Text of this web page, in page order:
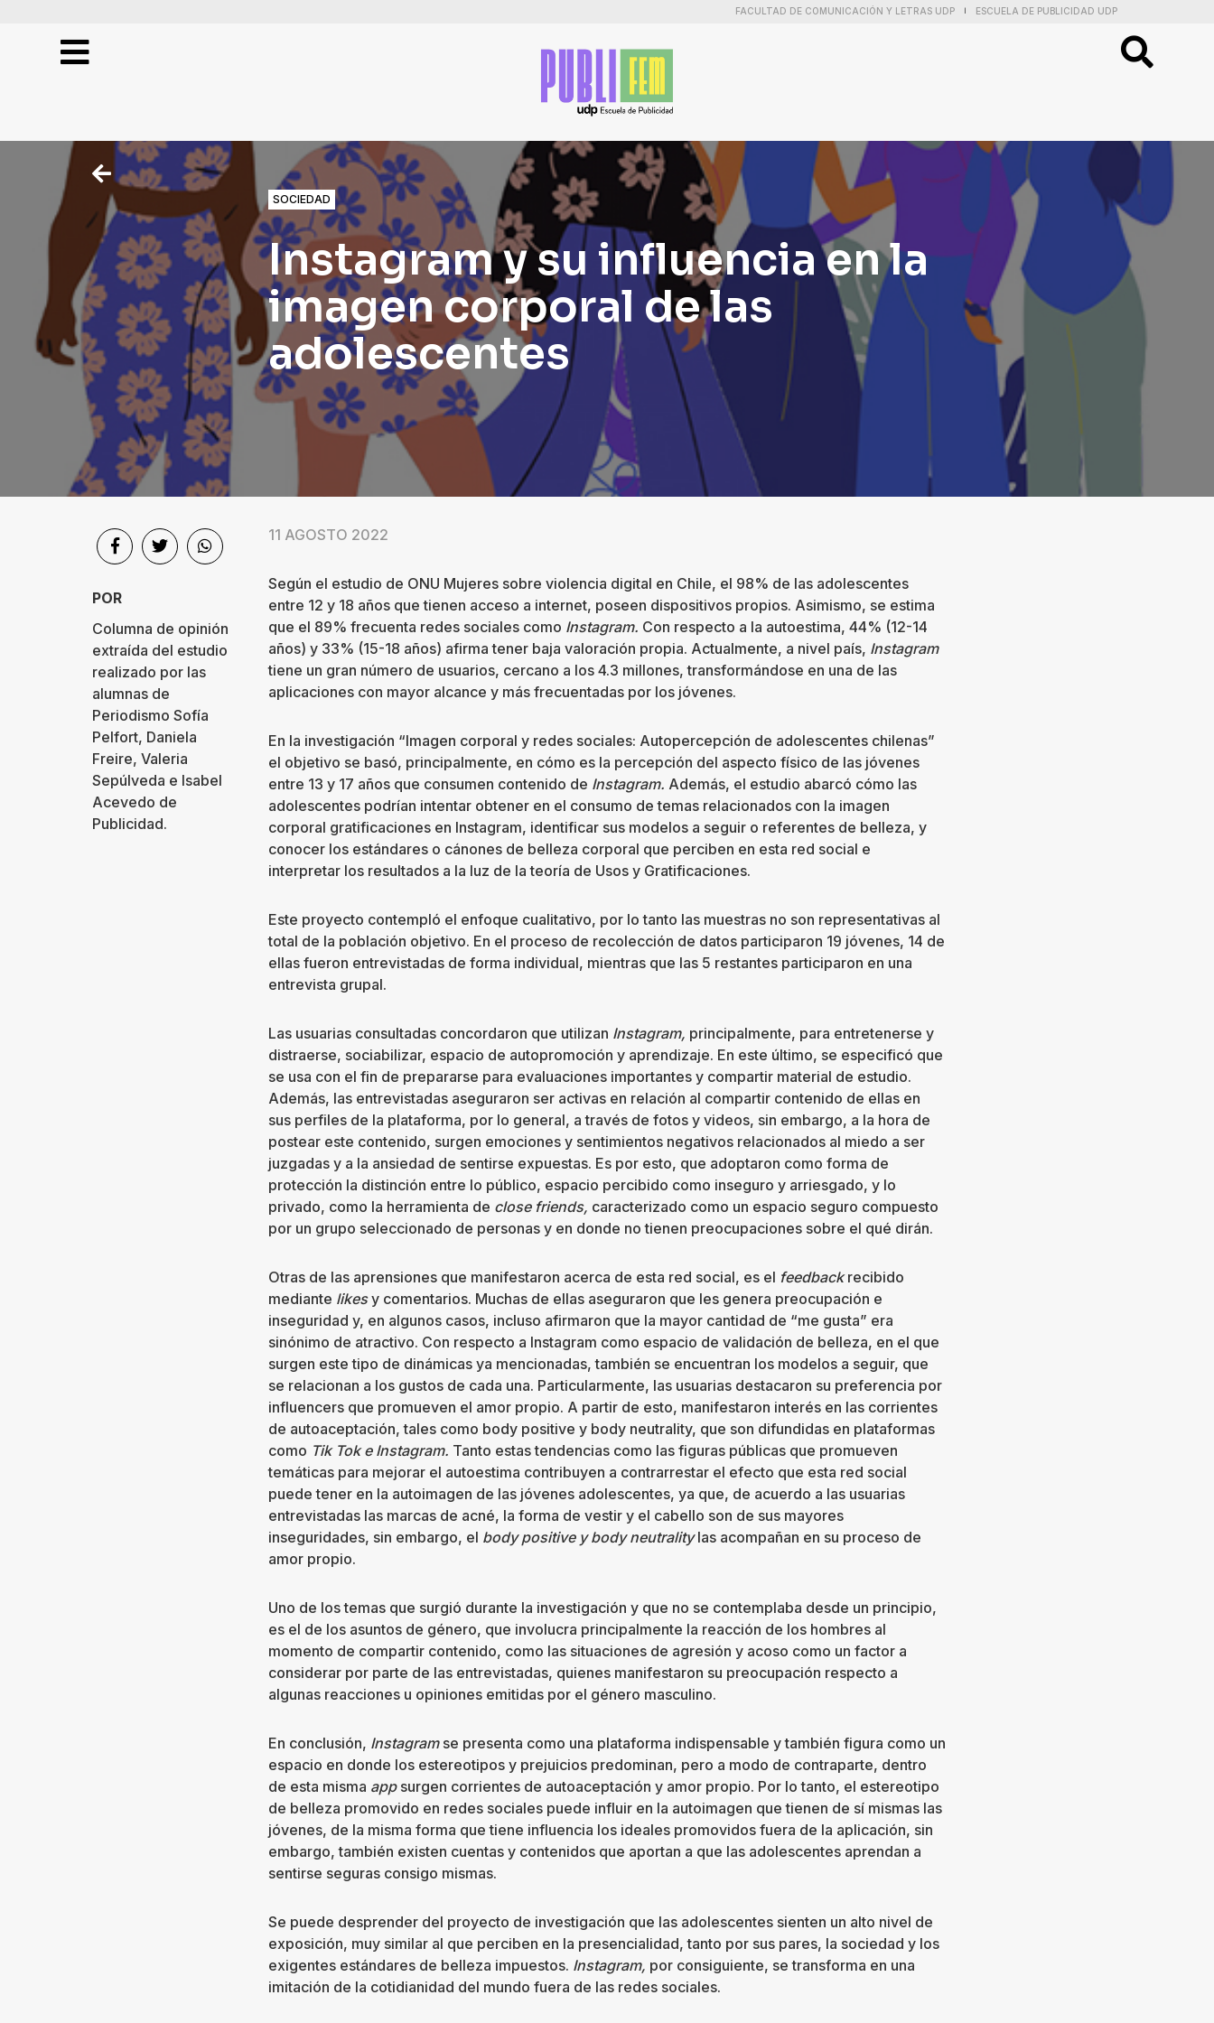
ESCUELA DE PUBLICIDAD UDP
FACULTAD DE COMUNICACIÓN Y LETRAS UDP
Práctica
Electiva
Proyectos
Investigaciones
Entrevistas
Sociedad
Videos
Quiénes
somos
Contacto
SOCIEDAD
Instagram y su influencia en la
imagen corporal de las
adolescentes
POR
Columna de opinión
extraída del estudio
realizado por las
alumnas de
Periodismo Sofía
Pelfort, Daniela
Freire, Valeria
Sepúlveda e Isabel
Acevedo de
Publicidad.
11 AGOSTO 2022
Según el estudio de ONU Mujeres sobre violencia digital en Chile, el 98% de las adolescentes
entre 12 y 18 años que tienen acceso a internet, poseen dispositivos propios. Asimismo, se estima
que el 89% frecuenta redes sociales como Instagram. Con respecto a la autoestima, 44% (12-14
años) y 33% (15-18 años) afirma tener baja valoración propia. Actualmente, a nivel país, Instagram
tiene un gran número de usuarios, cercano a los 4.3 millones, transformándose en una de las
aplicaciones con mayor alcance y más frecuentadas por los jóvenes.
En la investigación “Imagen corporal y redes sociales: Autopercepción de adolescentes chilenas”
el objetivo se basó, principalmente, en cómo es la percepción del aspecto físico de las jóvenes
entre 13 y 17 años que consumen contenido de Instagram. Además, el estudio abarcó cómo las
adolescentes podrían intentar obtener en el consumo de temas relacionados con la imagen
corporal gratificaciones en Instagram, identificar sus modelos a seguir o referentes de belleza, y
conocer los estándares o cánones de belleza corporal que perciben en esta red social e
interpretar los resultados a la luz de la teoría de Usos y Gratificaciones.
Este proyecto contempló el enfoque cualitativo, por lo tanto las muestras no son representativas al
total de la población objetivo. En el proceso de recolección de datos participaron 19 jóvenes, 14 de
ellas fueron entrevistadas de forma individual, mientras que las 5 restantes participaron en una
entrevista grupal.
Las usuarias consultadas concordaron que utilizan Instagram, principalmente, para entretenerse y
distraerse, sociabilizar, espacio de autopromoción y aprendizaje. En este último, se especificó que
se usa con el fin de prepararse para evaluaciones importantes y compartir material de estudio.
Además, las entrevistadas aseguraron ser activas en relación al compartir contenido de ellas en
sus perfiles de la plataforma, por lo general, a través de fotos y videos, sin embargo, a la hora de
postear este contenido, surgen emociones y sentimientos negativos relacionados al miedo a ser
juzgadas y a la ansiedad de sentirse expuestas. Es por esto, que adoptaron como forma de
protección la distinción entre lo público, espacio percibido como inseguro y arriesgado, y lo
privado, como la herramienta de close friends, caracterizado como un espacio seguro compuesto
por un grupo seleccionado de personas y en donde no tienen preocupaciones sobre el qué dirán.
Otras de las aprensiones que manifestaron acerca de esta red social, es el feedbackrecibido
mediante likesy comentarios. Muchas de ellas aseguraron que les genera preocupación e
inseguridad y, en algunos casos, incluso afirmaron que la mayor cantidad de “me gusta” era
sinónimo de atractivo. Con respecto a Instagram como espacio de validación de belleza, en el que
surgen este tipo de dinámicas ya mencionadas, también se encuentran los modelos a seguir, que
se relacionan a los gustos de cada una. Particularmente, las usuarias destacaron su preferencia por
influencers que promueven el amor propio. A partir de esto, manifestaron interés en las corrientes
de autoaceptación, tales como body positive y body neutrality, que son difundidas en plataformas
como Tik Tok e Instagram. Tanto estas tendencias como las figuras públicas que promueven
temáticas para mejorar el autoestima contribuyen a contrarrestar el efecto que esta red social
puede tener en la autoimagen de las jóvenes adolescentes, ya que, de acuerdo a las usuarias
entrevistadas las marcas de acné, la forma de vestir y el cabello son de sus mayores
inseguridades, sin embargo, el body positive y body neutralitylas acompañan en su proceso de
amor propio.
Uno de los temas que surgió durante la investigación y que no se contemplaba desde un principio,
es el de los asuntos de género, que involucra principalmente la reacción de los hombres al
momento de compartir contenido, como las situaciones de agresión y acoso como un factor a
considerar por parte de las entrevistadas, quienes manifestaron su preocupación respecto a
algunas reacciones u opiniones emitidas por el género masculino.
En conclusión, Instagramse presenta como una plataforma indispensable y también figura como un
espacio en donde los estereotipos y prejuicios predominan, pero a modo de contraparte, dentro
de esta misma appsurgen corrientes de autoaceptación y amor propio. Por lo tanto, el estereotipo
de belleza promovido en redes sociales puede influir en la autoimagen que tienen de sí mismas las
jóvenes, de la misma forma que tiene influencia los ideales promovidos fuera de la aplicación, sin
embargo, también existen cuentas y contenidos que aportan a que las adolescentes aprendan a
sentirse seguras consigo mismas.
Se puede desprender del proyecto de investigación que las adolescentes sienten un alto nivel de
exposición, muy similar al que perciben en la presencialidad, tanto por sus pares, la sociedad y los
exigentes estándares de belleza impuestos. Instagram, por consiguiente, se transforma en una
imitación de la cotidianidad del mundo fuera de las redes sociales.